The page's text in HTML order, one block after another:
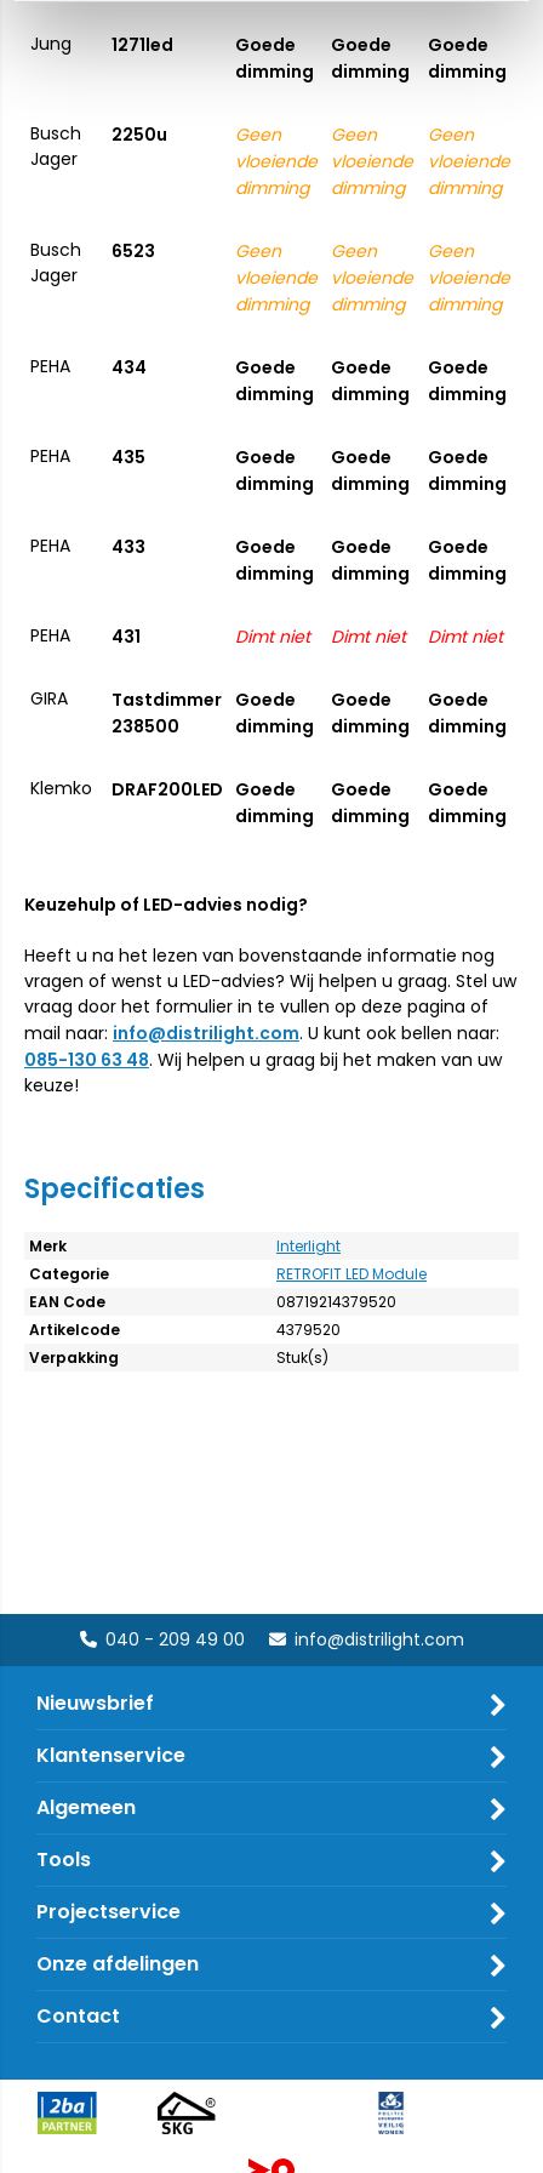
Jung 1271led
Goede
dimming
Goede
dimming
Goede
dimming
Busch
Jager
2250u
Geen
vloeiende
dimming
Geen
vloeiende
dimming
Geen
vloeiende
dimming
Busch
Jager
6523
Geen
vloeiende
dimming
Geen
vloeiende
dimming
Geen
vloeiende
dimming
PEHA 434
Goede
dimming
Goede
dimming
Goede
dimming
PEHA 435
Goede
dimming
Goede
dimming
Goede
dimming
PEHA 433
Goede
dimming
Goede
dimming
Goede
dimming
PEHA 431 Dimt niet Dimt niet Dimt niet
GIRA
Tastdimmer
238500
Goede
dimming
Goede
dimming
Goede
dimming
Klemko DRAF200LED Goede
dimming
Goede
dimming
Goede
dimming
Keuzehulp of LED-advies nodig?
Heeft u na het lezen van bovenstaande informatie nog
vragen of wenst u LED-advies? Wij helpen u graag. Stel uw
vraag door het formulier in te vullen op deze pagina of
mail naar: info@distrilight.com. U kunt ook bellen naar:
085-130 63 48. Wij helpen u graag bij het maken van uw
keuze!
Specificaties
Merk
Interlight
Categorie
RETROFIT LED Module
EAN Code
08719214379520
Artikelcode
4379520
Verpakking
Stuk(s)
040 - 209 49 00 info@distrilight.com
Nieuwsbrief
Klantenservice
Algemeen
Tools
Projectservice
Onze afdelingen
Contact